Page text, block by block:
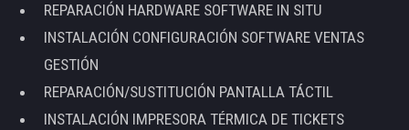
REPARACIÓN HARDWARE SOFTWARE IN SITU
INSTALACIÓN CONFIGURACIÓN SOFTWARE VENTAS
GESTIÓN
REPARACIÓN/SUSTITUCIÓN PANTALLA TÁCTIL
INSTALACIÓN IMPRESORA TÉRMICA DE TICKETS